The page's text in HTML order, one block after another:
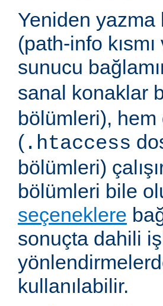
Yeniden yazma
(path-info
sunucu
sanal konaklar
bölümleri), hem
( .htaccess
bölümleri)
bölümleri bile
seçeneklere
sonuçta dahili
kullanılabilir.